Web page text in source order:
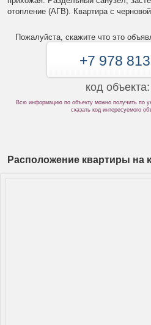
отопление (АГВ). Квартира с
Пожалуйста, скажите что это
+7 978
код объекта:
Всю информацию по объекту можно получить по
сказать код интересуемого
Расположение квартиры на